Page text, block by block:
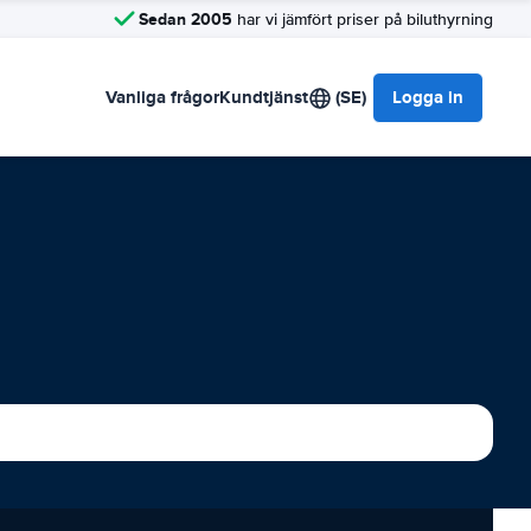
Sedan 2005 har vi jämfört priser på biluthyrning
Vanliga frågorKundtjänst (SE) Logga in